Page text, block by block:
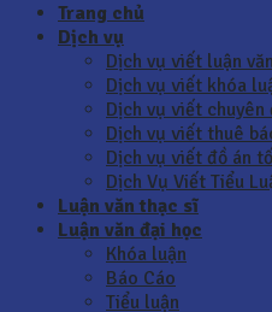
Trang chủ
Dịch vụ
Dịch vụ viết luận
Dịch vụ viết khóa
Dịch vụ viết
Dịch vụ viết thuê
Dịch vụ viết đồ án
Dịch Vụ Viết Tiểu
Luận văn thạc sĩ
Luận văn đại học
Khóa luận
Báo Cáo
Tiểu luận